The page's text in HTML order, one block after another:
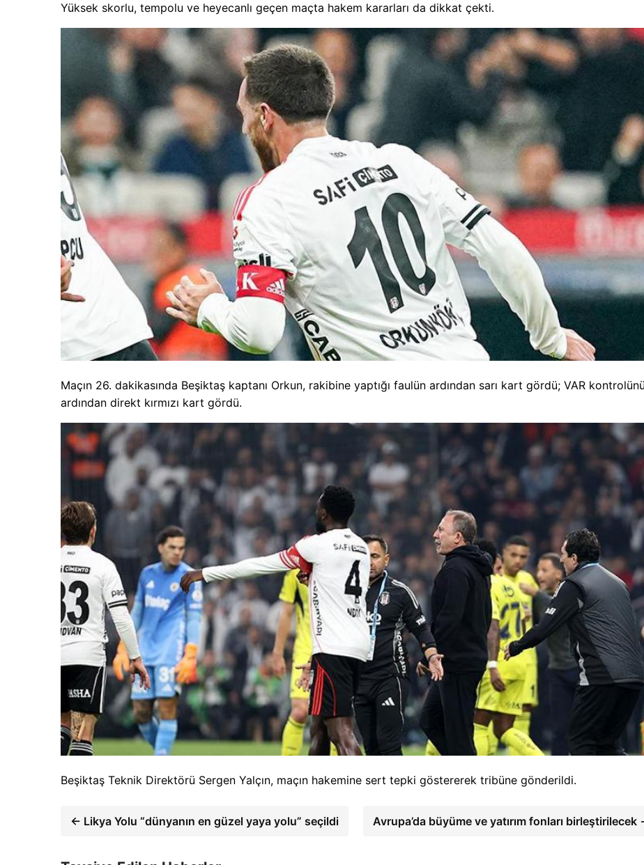
Yüksek skorlu, tempolu ve heyecanlı geçen maçta hakem kararları da dikkat çekti.
Maçın 26. dakikasında Beşiktaş kaptanı Orkun, rakibine yaptığı faulün ardından sarı kart gördü; VAR
ardından direkt kırmızı kart gördü.
Beşiktaş Teknik Direktörü Sergen Yalçın, maçın hakemine sert tepki göstererek tribüne gönderildi.
← Likya Yolu “dünyanın en güzel yaya yolu” seçildi Avrupa’da büyüme ve yatırım fonları birleştirilecek